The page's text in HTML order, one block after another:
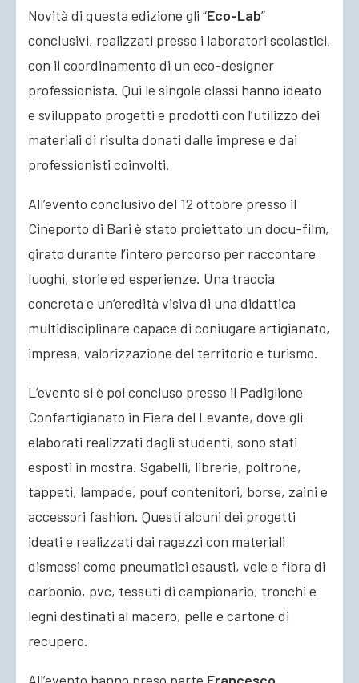
Novità di questa edizione gli “Eco-Lab”
conclusivi, realizzati presso i laboratori scolastici,
con il coordinamento di un eco-designer
professionista. Qui le singole classi hanno ideato
e sviluppato progetti e prodotti con l’utilizzo dei
materiali di risulta donati dalle imprese e dai
professionisti coinvolti.
All’evento conclusivo del 12 ottobre presso il
Cineporto di Bari è stato proiettato un docu-film,
girato durante l’intero percorso per raccontare
luoghi, storie ed esperienze. Una traccia
concreta e un’eredità visiva di una didattica
multidisciplinare capace di coniugare artigianato,
impresa, valorizzazione del territorio e turismo.
L’evento si è poi concluso presso il Padiglione
Confartigianato in Fiera del Levante, dove gli
elaborati realizzati dagli studenti, sono stati
esposti in mostra. Sgabelli, librerie, poltrone,
tappeti, lampade, pouf contenitori, borse, zaini e
accessori fashion. Questi alcuni dei progetti
ideati e realizzati dai ragazzi con materiali
dismessi come pneumatici esausti, vele e fibra di
carbonio, pvc, tessuti di campionario, tronchi e
legni destinati al macero, pelle e cartone di
recupero.